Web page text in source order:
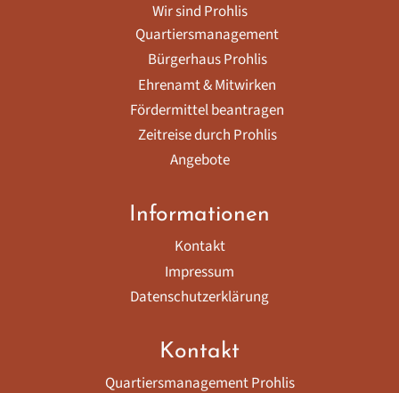
Wir sind Prohlis
Quartiersmanagement
Bürgerhaus Prohlis
Ehrenamt & Mitwirken
Fördermittel beantragen
Zeitreise durch Prohlis
Angebote
Informationen
Kontakt
Impressum
Datenschutzerklärung
Kontakt
Quartiersmanagement Prohlis